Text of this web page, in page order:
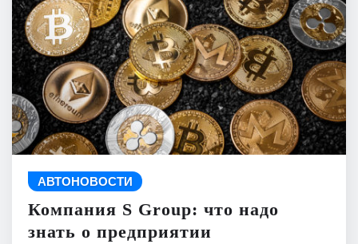
АВТОНОВОСТИ
Компания S Group: что надо
знать о предприятии